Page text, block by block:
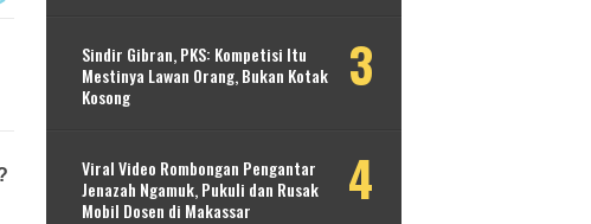
Sindir Gibran, PKS: Kompetisi Itu
Mestinya Lawan Orang, Bukan Kotak
Kosong
Viral Video Rombongan Pengantar
Jenazah Ngamuk, Pukuli dan Rusak
Mobil Dosen di Makassar